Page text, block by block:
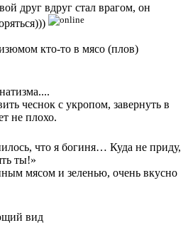
друг вдруг стал врагом, он
кто-то в мясо (плов)
чеснок с укропом, завернуть в
не плохо.
что я богиня… Куда не приду,
ты!»
мясом и зеленью, очень вкусно
вид